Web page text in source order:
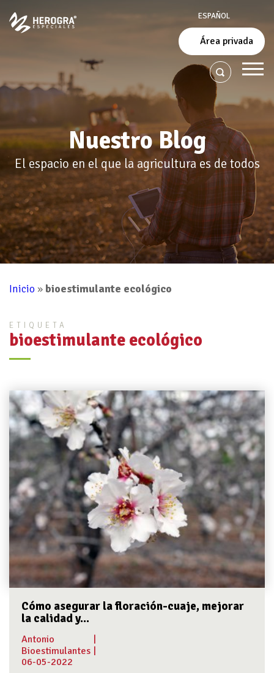
ESPAÑOL
Área privada
Nuestro Blog
El espacio en el que la agricultura es de todos
Inicio » bioestimulante ecológico
ETIQUETA
bioestimulante ecológico
Cómo asegurar la floración-cuaje, mejorar
la calidad y...
Antonio
Bioestimulantes
06-05-2022